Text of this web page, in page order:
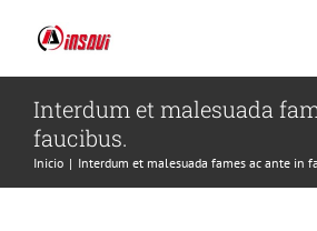
contenido
Interdum et malesuada
faucibus.
Inicio | Interdum et malesuada fames ac ante in